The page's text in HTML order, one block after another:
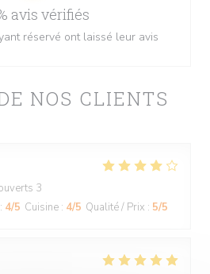
NOS CLIENTS
3
: 4/5 Cuisine : 4/5 Qualité / Prix : 5/5
avis vérifiés
réservé ont laissé leur avis